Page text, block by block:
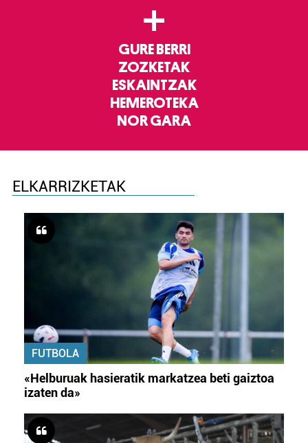
+
GURE BERRI
ZOZKETAK
ESKAINTZAK
HEMEROTEKA
NOR GARA
ELKARRIZKETAK
FUTBOLA
«Helburuak hasieratik markatzea beti gaiztoa
izaten da»